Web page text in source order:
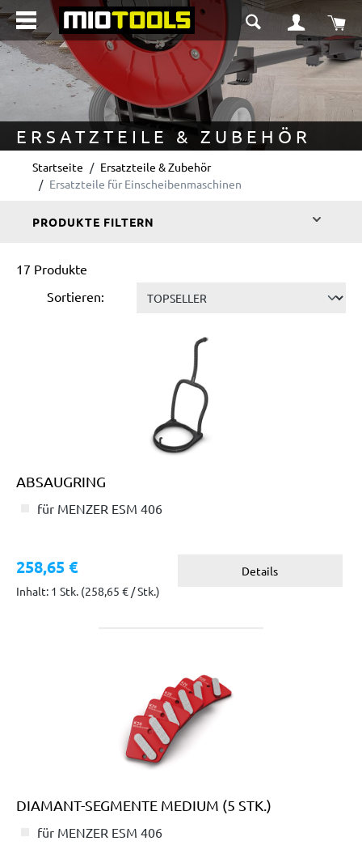
springen
ERSATZTEILE & ZUBEHÖR
Startseite
Ersatzteile & Zubehör
Ersatzteile für Einscheibenmaschinen
PRODUKTE FILTERN
17 Produkte
Sortieren:
ABSAUGRING
für MENZER ESM 406
258,65 €
Inhalt: 1 Stk. (258,65 € / Stk.)
Details
DIAMANT-SEGMENTE MEDIUM (5 STK.)
für MENZER ESM 406